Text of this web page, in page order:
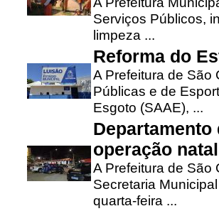
Serviços Públicos,
limpeza ...
Reforma do
A Prefeitura de São
Públicas e de
Esgoto (SAAE), ...
operação
A Prefeitura de São
Secretaria
quarta-feira ...